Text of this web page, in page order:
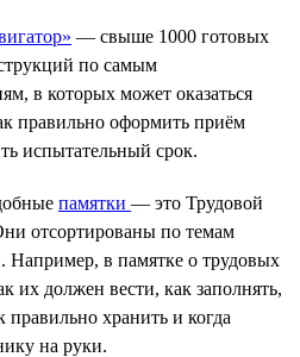
— свыше 1000 готовых
по самым
в которых может оказаться
правильно оформить приём
испытательный срок.
памятки — это Трудовой
отсортированы по темам
Например, в памятке о трудовых
их должен вести, как заполнять,
хранить и когда
на руки.